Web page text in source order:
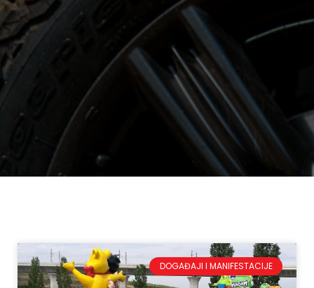
DOGAĐAJI I MANIFESTACIJE